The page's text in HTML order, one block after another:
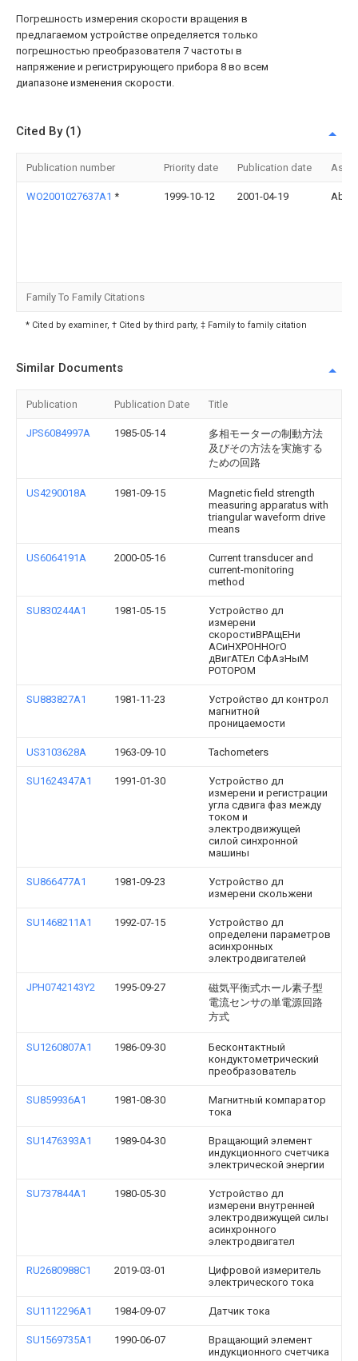
Погрешность измерения скорости вращения в
предлагаемом устройстве определяется только
погрешностью преобразователя 7 частоты в
напряжение и регистрирующего прибора 8 во всем
диапазоне изменения скорости.
Cited By (1)
Publication number Priority date Publication date
WO2001027637A1 * 1999-10-12 2001-04-19 Abb
Family To Family Citations
* Cited by examiner, † Cited by third party, ‡ Family to family citation
Similar Documents
Publication Publication Date Title
JPS6084997A 1985-05-14
多相モーターの制動方法
及びその方法を実施する
ための回路
US4290018A 1981-09-15
Magnetic field strength
measuring apparatus with
triangular waveform drive
means
US6064191A 2000-05-16
Current transducer and
current-monitoring
method
SU830244A1 1981-05-15
Устройство дл
измерени
скоростиВРАщЕНи
АСиНХРОННОгО
дВигАТЕл СфАзНыМ
POTOPOM
SU883827A1 1981-11-23
Устройство дл контрол
магнитной
проницаемости
US3103628A 1963-09-10 Tachometers
SU1624347A1 1991-01-30
Устройство дл
измерени и регистрации
угла сдвига фаз между
током и
электродвижущей
силой синхронной
машины
SU866477A1 1981-09-23
Устройство дл
измерени скольжени
SU1468211A1 1992-07-15
Устройство дл
определени параметров
асинхронных
электродвигателей
JPH0742143Y2 1995-09-27
磁気平衡式ホール素子型
電流センサの単電源回路
方式
SU1260807A1 1986-09-30
Бесконтактный
кондуктометрический
преобразователь
SU859936A1 1981-08-30
Магнитный компаратор
тока
SU1476393A1 1989-04-30
Вращающий элемент
индукционного счетчика
электрической энергии
SU737844A1 1980-05-30
Устройство дл
измерени внутренней
электродвижущей силы
асинхронного
электродвигател
RU2680988C1 2019-03-01
Цифровой измеритель
электрического тока
SU1112296A1 1984-09-07 Датчик тока
SU1569735A1 1990-06-07
Вращающий элемент
индукционного счетчика